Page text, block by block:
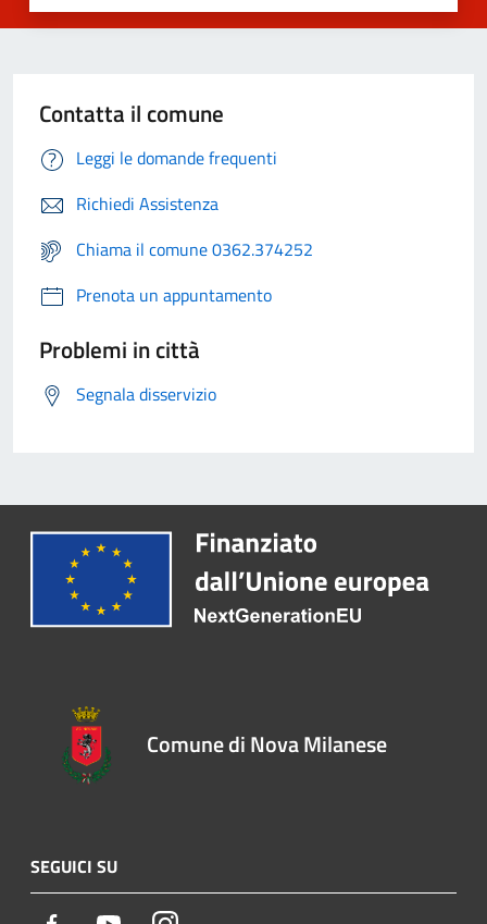
Contatta il comune
Leggi le domande frequenti
Richiedi Assistenza
Chiama il comune 0362.374252
Prenota un appuntamento
Problemi in città
Segnala disservizio
Comune di Nova Milanese
SEGUICI SU